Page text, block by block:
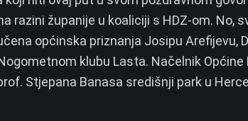
razini županije u koaliciji s HDZ-om.
općinska priznanja Josipu Arefijevu,
klubu Lasta. Načelnik Općine
Stjepana Banasa središnji park u